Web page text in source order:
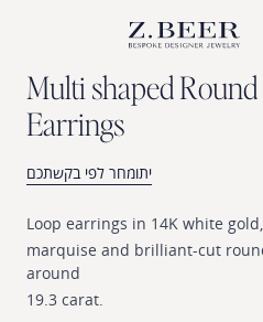
Multi shapedRound
Earrings
יתומחר לפי בקשתכם
Loop earrings in 14K white gold,
marquise and brilliant-cut
around
19.3 carat.